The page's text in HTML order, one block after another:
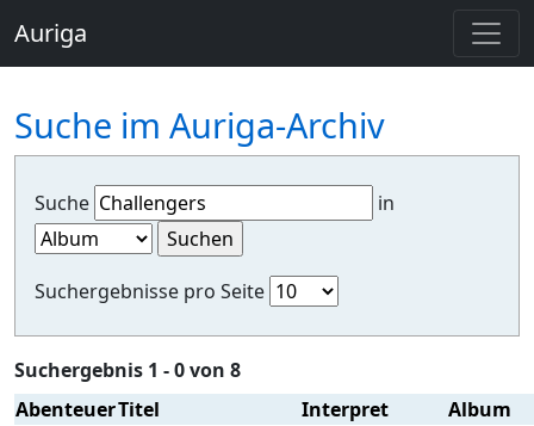
Auriga
Suche im Auriga-Archiv
Suche in
Suchergebnisse pro Seite
Suchergebnis 1 - 0 von 8
AbenteuerTitel Interpret
Album